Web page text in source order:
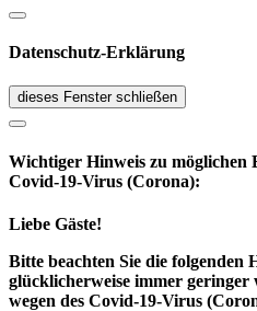
Datenschutz-Erklärung
dieses Fenster schließen
Wichtiger Hinweis zu möglichen
Covid-19-Virus (Corona):
Liebe Gäste!
Bitte beachten Sie die folgenden
glücklicherweise immer
wegen des Covid-19-Virus